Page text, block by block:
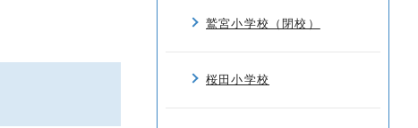
鷲宮小学校（閉校）
桜田小学校